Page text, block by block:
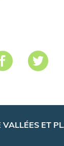
VALLÉES ET